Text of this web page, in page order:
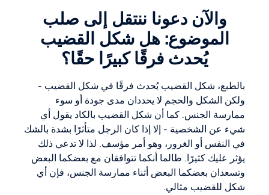
والآن دعونا ننتقل إلى صلب
الموضوع: هل شكل القضيب
يُحدث فرقًا كبيرًا حقًا؟
بالطبع، شكل القضيب يُحدث فرقًا في شكل القضيب -
ولكن الشكل والحجم لا يحددان مدى جودة أو سوء
ممارسة الجنس. كما أن شكل القضيب بالكاد يقول أي
شيء عن الشخصية - إلا إذا كان الرجل متأثرًا بشدة بالشك
في النفس أو الغرور، وهو أمر مؤسف. لذا لا تدعي ذلك
يؤثر عليك كثيرًا. طالما أنكما تتوافقان مع بعضكما البعض
وتسعدان بعضكما البعض أثناء ممارسة الجنس، فإن أي
شكل للقضيب مثالي.